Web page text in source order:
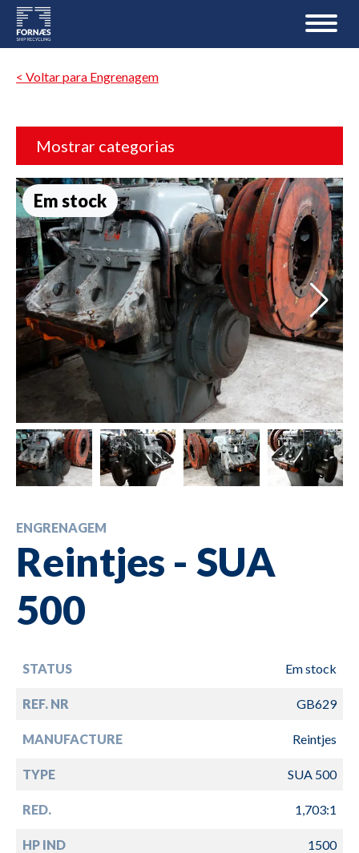
< Voltar para Engrenagem
Mostrar categorias
Em stock
ENGRENAGEM
Reintjes - SUA
500
STATUS Em stock
REF. NR GB629
MANUFACTURE Reintjes
TYPE SUA 500
RED. 1,703:1
HP IND 1500